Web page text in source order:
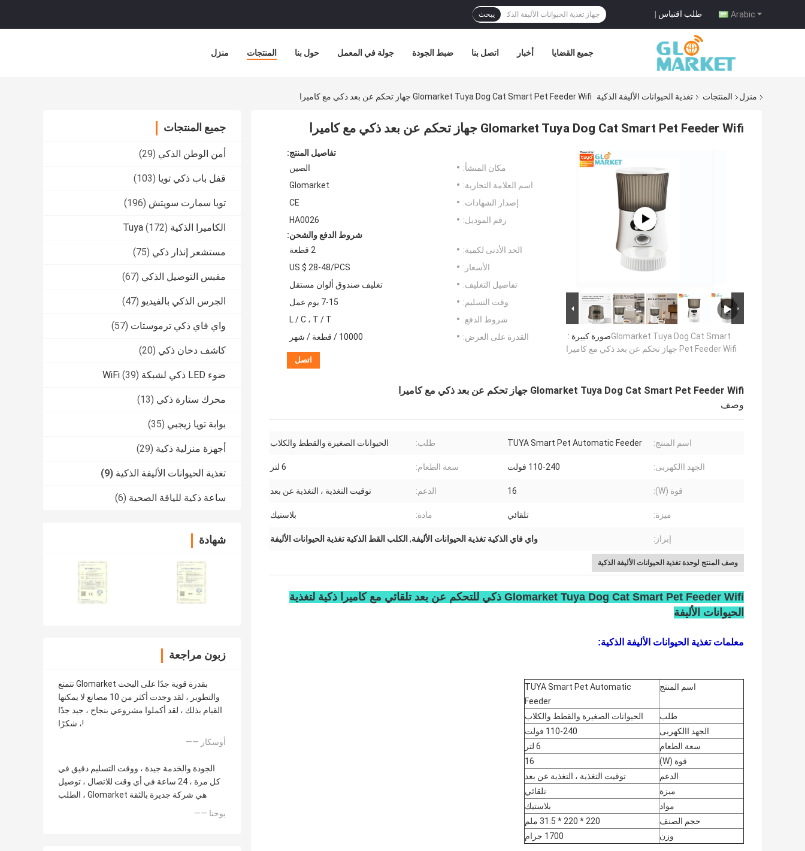
Arabic طلب اقتباس | يبحث
منزل المنتجات حول بنا جولة في المعمل ضبط الجودة اتصل بنا أخبار جميع القضايا
منزل المنتجات تغذية الحيوانات الأليفة الذكية Glomarket Tuya Dog Cat Smart Pet Feeder Wifi جهاز تحكم عن بعد ذكي مع كاميرا
جميع المنتجات
أمن الوطن الذكي (29)
قفل باب ذكي تويا (103)
تويا سمارت سويتش (196)
الكاميرا الذكية Tuya (172)
مستشعر إنذار ذكي (75)
مقبس التوصيل الذكي (67)
الجرس الذكي بالفيديو (47)
واي فاي ذكي ترموستات (57)
كاشف دخان ذكي (20)
ضوء LED ذكي لشبكة WiFi (39)
محرك ستارة ذكي (13)
بوابة تويا زيجبي (35)
أجهزة منزلية ذكية (29)
تغذية الحيوانات الأليفة الذكية (9)
ساعة ذكية للياقة الصحية (6)
شهادة
زبون مراجعة
تتمتع Glomarket بقدرة قوية جدًا على البحث
والتطوير ، لقد وجدت أكثر من 10 مصانع لا يمكنها
القيام بذلك ، لقد أكملوا مشروعي بنجاح ، جيد جدًا
، شكرًا!
—— أوسكار
الجودة والخدمة جيدة ، ووقت التسليم دقيق في
كل مرة ، 24 ساعة في أي وقت للاتصال ، توصيل
الطلب ، Glomarket هي شركة جديرة بالثقة
—— يوحنا
Glomarket Tuya Dog Cat Smart Pet Feeder Wifi جهاز تحكم عن بعد ذكي مع كاميرا
صورة كبيرة :Glomarket Tuya Dog Cat Smart
Pet Feeder Wifi جهاز تحكم عن بعد ذكي مع كاميرا
تفاصيل المنتج:
مكان المنشأ:
الصين
اسم العلامة التجارية:
Glomarket
إصدار الشهادات:
CE
رقم الموديل:
HA0026
شروط الدفع والشحن:
الحد الأدنى لكمية:
2 قطعة
الأسعار:
US $ 28-48/PCS
تفاصيل التغليف:
تغليف صندوق ألوان مستقل
وقت التسليم:
7-15 يوم عمل
شروط الدفع:
L / C ، T / T
القدرة على العرض:
10000 / قطعة / شهر
اتصل
Glomarket Tuya Dog Cat Smart Pet Feeder Wifi جهاز تحكم عن بعد ذكي مع كاميرا
وصف
اسم المنتج: TUYA Smart Pet Automatic Feeder طلب: الحيوانات الصغيرة والقطط والكلاب
الجهد االكهربى: 110-240 فولت سعة الطعام: 6 لتر
قوة (W): 16 الدعم: توقيت التغذية ، التغذية عن بعد
ميزة: تلقائي مادة: بلاستيك
إبراز: واي فاي الذكية تغذية الحيوانات الأليفة, الكلب القط الذكية تغذية الحيوانات الأليفة
وصف المنتج لوحدة تغذية الحيوانات الأليفة الذكية
Glomarket Tuya Dog Cat Smart Pet Feeder Wifi ذكي للتحكم عن بعد تلقائي مع كاميرا ذكية لتغذية
الحيوانات الأليفة
معلمات تغذية الحيوانات الأليفة الذكية:
اسم المنتج
TUYA Smart Pet Automatic
Feeder
طلب
الحيوانات الصغيرة والقطط والكلاب
الجهد االكهربى
110-240 فولت
سعة الطعام
6 لتر
قوة (W)
16
الدعم
توقيت التغذية ، التغذية عن بعد
ميزة
تلقائي
مواد
بلاستيك
حجم الصنف
220 * 220 * 31.5 ملم
وزن
1700 جرام